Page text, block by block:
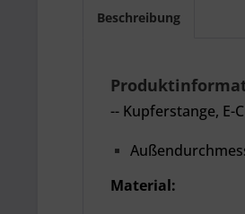
Beschreibung
-- Kupferstange, E-
Material: